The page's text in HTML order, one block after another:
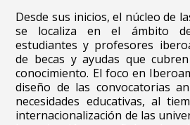
Desde sus inicios, el núcleo de
se localiza en el ámbito
estudiantes y profesores
de becas y ayudas que
conocimiento. El foco en
diseño de las convocatorias
necesidades educativas, al
internacionalización de las